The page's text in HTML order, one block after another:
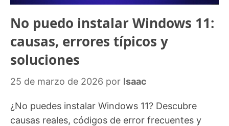
No puedo instalar Windows 11:
causas, errores típicos y
soluciones
25 de marzo de 2026 por Isaac
¿No puedes instalar Windows 11? Descubre
causas reales, códigos de error frecuentes y